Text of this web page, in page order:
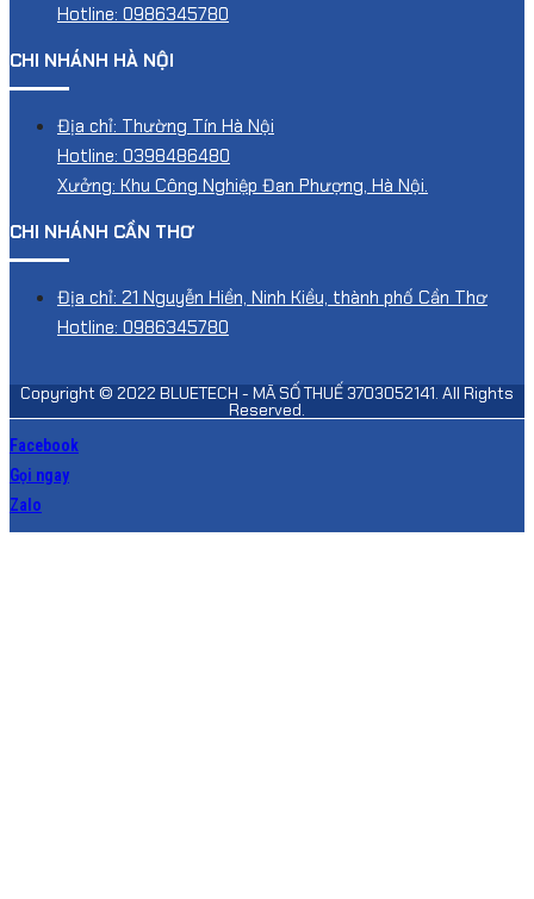
Hotline: 0986345780
CHI NHÁNH HÀ NỘI
Địa chỉ: Thường Tín Hà Nội
Hotline: 0398486480
Xưởng: Khu Công Nghiệp Đan Phượng, Hà Nội.
CHI NHÁNH CẦN THƠ
Địa chỉ: 21 Nguyễn Hiền, Ninh Kiều, thành phố Cần Thơ
Hotline: 0986345780
Copyright © 2022 BLUETECH - MÃ SỐ THUẾ 3703052141. All Rights
Reserved.
Facebook
Gọi ngay
Zalo